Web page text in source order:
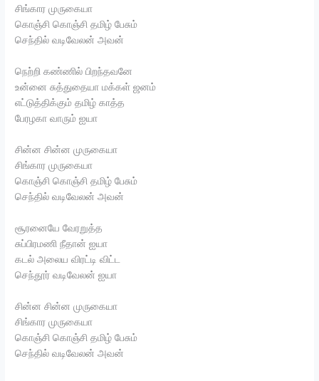
சிங்கார முருகையா
கொஞ்சி கொஞ்சி தமிழ் பேசும்
செந்தில் வடிவேலன் அவன்
நெற்றி கண்ணில் பிறந்தவனே
உன்னை சுத்துதையா மக்கள் ஜனம்
எட்டுத்திக்கும் தமிழ் காத்த
பேரழகா வாரும் ஐயா
சின்ன சின்ன முருகையா
சிங்கார முருகையா
கொஞ்சி கொஞ்சி தமிழ் பேசும்
செந்தில் வடிவேலன் அவன்
சூரனையே வேரறுத்த
சுப்பிரமணி நீதான் ஐயா
கடல் அலைய விரட்டி விட்ட
செந்தூர் வடிவேலன் ஐயா
சின்ன சின்ன முருகையா
சிங்கார முருகையா
கொஞ்சி கொஞ்சி தமிழ் பேசும்
செந்தில் வடிவேலன் அவன்